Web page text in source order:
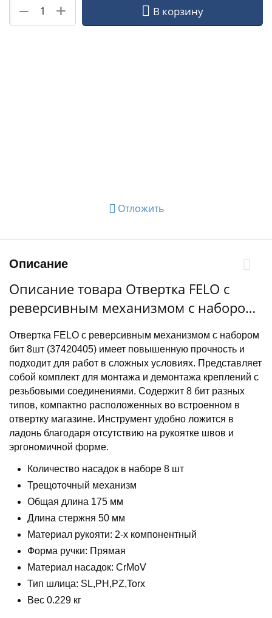
+
− В корзину
Отложить
Описание
Описание товара Отвертка FELO с
реверсивным механизмом с набором
бит 8шт (37420405)
Отвертка FELO с реверсивным механизмом с набором
бит 8шт (37420405) имеет повышенную прочность и
подходит для работ в сложных условиях. Представляет
собой комплект для монтажа и демонтажа креплений с
резьбовыми соединениями. Содержит 8 бит разных
типов, компактно расположенных во встроенном в
отвертку магазине. Инструмент удобно ложится в
ладонь благодаря отсутствию на рукоятке швов и
эргономичной форме.
Количество насадок в наборе 8 шт
Трещоточный механизм
Общая длина 175 мм
Длина стержня 50 мм
Материал рукояти: 2-х компонентный
Форма ручки: Прямая
Материал насадок: CrMoV
Тип шлица: SL,PH,PZ,Torx
Вес 0.229 кг